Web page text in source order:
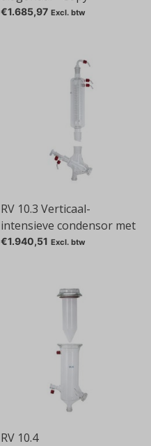
€1.685,97 Excl. btw
RV 10.3 Verticaal-
intensieve condensor met
verdeelstuk, gecoat
€1.940,51 Excl. btw
RV 10.4